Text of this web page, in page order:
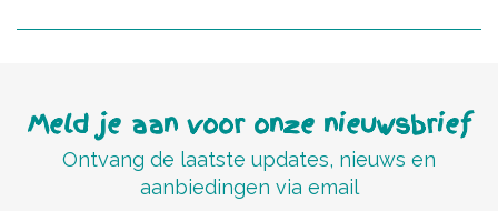
Meld je aan voor onze nieuwsbrief
Ontvang de laatste updates, nieuws en
aanbiedingen via email